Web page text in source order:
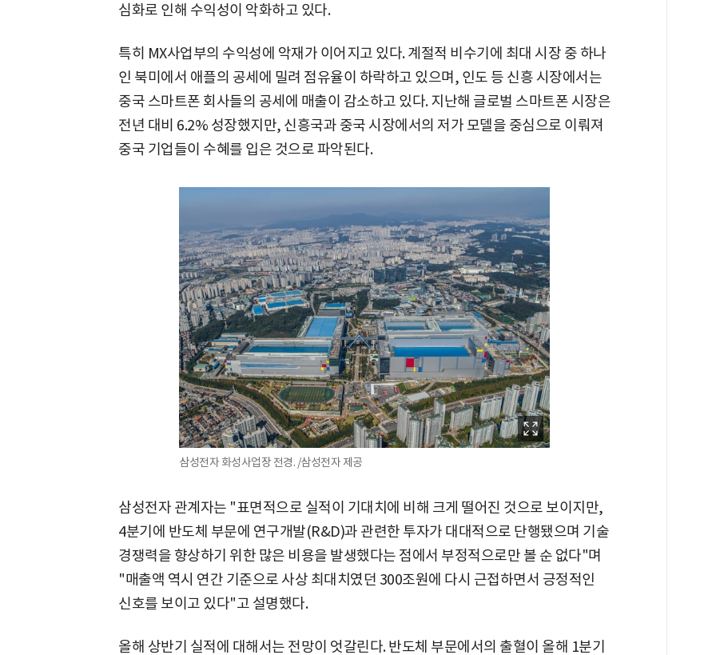
심화로 인해 수익성이 악화하고 있다.
특히 MX사업부의 수익성에 악재가 이어지고 있다. 계절적 비수기에 최대 시장 중 하나
인 북미에서 애플의 공세에 밀려 점유율이 하락하고 있으며, 인도 등 신흥 시장에서는
중국 스마트폰 회사들의 공세에 매출이 감소하고 있다. 지난해 글로벌 스마트폰 시장은
전년 대비 6.2% 성장했지만, 신흥국과 중국 시장에서의 저가 모델을 중심으로 이뤄져
중국 기업들이 수혜를 입은 것으로 파악된다.
삼성전자 화성사업장 전경. /삼성전자 제공
삼성전자 관계자는 "표면적으로 실적이 기대치에 비해 크게 떨어진 것으로 보이지만,
4분기에 반도체 부문에 연구개발(R&D)과 관련한 투자가 대대적으로 단행됐으며 기술
경쟁력을 향상하기 위한 많은 비용을 발생했다는 점에서 부정적으로만 볼 순 없다"며
"매출액 역시 연간 기준으로 사상 최대치였던 300조원에 다시 근접하면서 긍정적인
신호를 보이고 있다"고 설명했다.
올해 상반기 실적에 대해서는 전망이 엇갈린다. 반도체 부문에서의 출혈이 올해 1분기